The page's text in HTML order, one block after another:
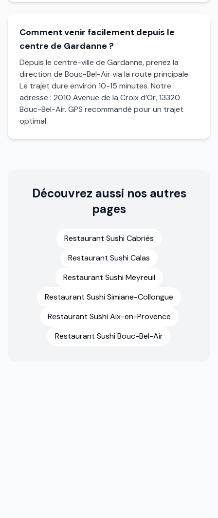
Comment venir facilement depuis le
centre de Gardanne ?
Depuis le centre-ville de Gardanne, prenez la
direction de Bouc-Bel-Air via la route principale.
Le trajet dure environ 10-15 minutes. Notre
adresse : 2010 Avenue de la Croix d’Or, 13320
Bouc-Bel-Air. GPS recommandé pour un trajet
optimal.
Découvrez aussi nos autres
pages
Restaurant Sushi Cabriès
Restaurant Sushi Calas
Restaurant Sushi Meyreuil
Restaurant Sushi Simiane-Collongue
Restaurant Sushi Aix-en-Provence
Restaurant Sushi Bouc-Bel-Air